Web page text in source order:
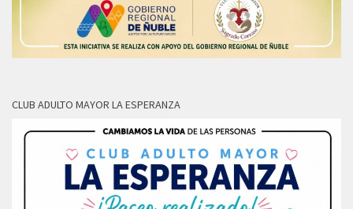
CLUB ADULTO MAYOR LA ESPERANZA